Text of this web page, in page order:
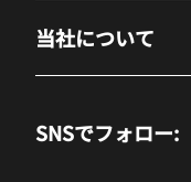
当社について
SNSでフォロー: